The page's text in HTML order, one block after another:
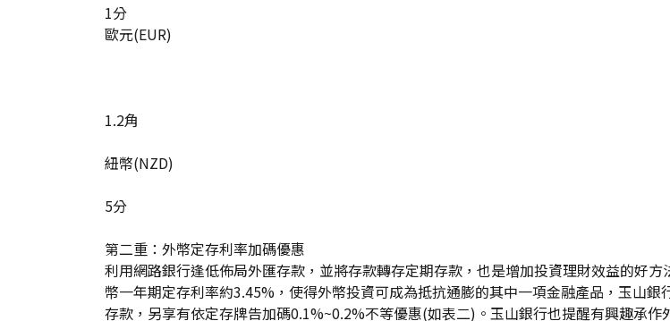
1分
歐元(EUR)
1.2角
紐幣(NZD)
5分
第二重：外幣定存利率加碼優惠
利用網路銀行逢低佈局外匯存款，並將存款轉存定期存款，也是增加投資理財效益的好
幣一年期定存利率約3.45%，使得外幣投資可成為抵抗通膨的其中一項金融產品，玉山
存款，另享有依定存牌告加碼0.1%~0.2%不等優惠(如表二)。玉山銀行也提醒有興趣承